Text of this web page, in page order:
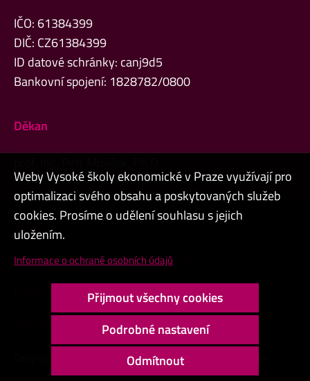
IČO: 61384399
DIČ: CZ61384399
ID datové schránky: canj9d5
Bankovní spojení: 1828782/0800
Děkan
Admin
Cookies a ochrana osobních údajů
Přístupnost webu
Vysoký kontrast
Copyright © 2000 - 2026 Vysoká škola ekonomická v Praze
Weby Vysoké školy ekonomické v Praze využívají pro
optimalizaci svého obsahu a poskytovaných služeb
cookies. Prosíme o udělení souhlasu s jejich
uložením.
Informace o ochraně osobních údajů
Přijmout všechny cookies
Podrobné nastavení
Odmítnout